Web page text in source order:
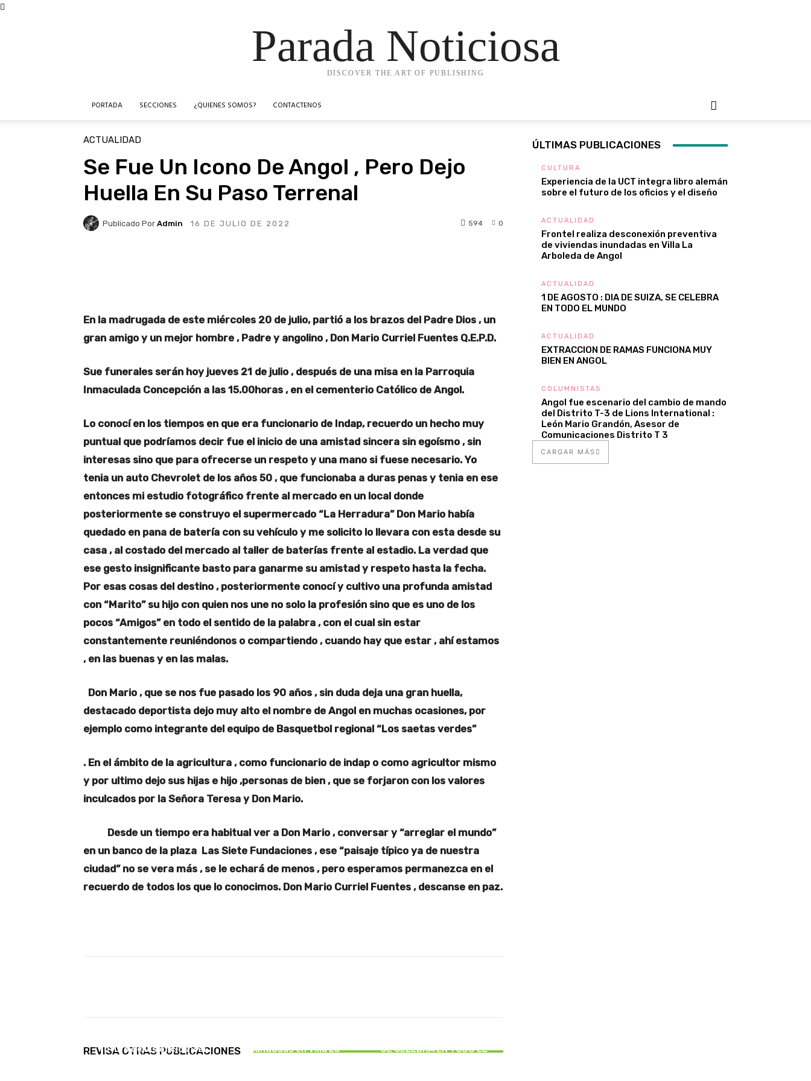
Parada Noticiosa
DISCOVER THE ART OF PUBLISHING
PORTADA SECCIONES ¿QUIENES SOMOS? CONTACTENOS
ACTUALIDAD
Se Fue Un Icono De Angol , Pero Dejo
Huella En Su Paso Terrenal
Publicado Por Admin 16 DE JULIO DE 2022 0
594
En la madrugada de este miércoles 20 de julio, partió a los brazos del Padre Dios , un
gran amigo y un mejor hombre , Padre y angolino , Don Mario Curriel Fuentes Q.E.P.D.
Sue funerales serán hoy jueves 21 de julio , después de una misa en la Parroquia
Inmaculada Concepción a las 15.00horas , en el cementerio Católico de Angol.
Lo conocí en los tiempos en que era funcionario de Indap, recuerdo un hecho muy
puntual que podríamos decir fue el inicio de una amistad sincera sin egoísmo , sin
interesas sino que para ofrecerse un respeto y una mano si fuese necesario. Yo
tenia un auto Chevrolet de los años 50 , que funcionaba a duras penas y tenia en ese
entonces mi estudio fotográfico frente al mercado en un local donde
posteriormente se construyo el supermercado “La Herradura” Don Mario había
quedado en pana de batería con su vehículo y me solicito lo llevara con esta desde su
casa , al costado del mercado al taller de baterías frente al estadio. La verdad que
ese gesto insignificante basto para ganarme su amistad y respeto hasta la fecha.
Por esas cosas del destino , posteriormente conocí y cultivo una profunda amistad
con “Marito” su hijo con quien nos une no solo la profesión sino que es uno de los
pocos “Amigos” en todo el sentido de la palabra , con el cual sin estar
constantemente reuniéndonos o compartiendo , cuando hay que estar , ahí estamos
, en las buenas y en las malas.
Don Mario , que se nos fue pasado los 90 años , sin duda deja una gran huella,
destacado deportista dejo muy alto el nombre de Angol en muchas ocasiones, por
ejemplo como integrante del equipo de Basquetbol regional “Los saetas verdes”
. En el ámbito de la agricultura , como funcionario de indap o como agricultor mismo
y por ultimo dejo sus hijas e hijo ,personas de bien , que se forjaron con los valores
inculcados por la Señora Teresa y Don Mario.
Desde un tiempo era habitual ver a Don Mario , conversar y “arreglar el mundo”
en un banco de la plaza Las Siete Fundaciones , ese “paisaje típico ya de nuestra
ciudad” no se vera más , se le echará de menos , pero esperamos permanezca en el
recuerdo de todos los que lo conocimos. Don Mario Curriel Fuentes , descanse en paz.
REVISA OTRAS PUBLICACIONES
futuro de los oficios y el
inundadas en Villa La
SE CELEBRA EN TODO EL
ÚLTIMAS PUBLICACIONES
CULTURA
Experiencia de la UCT integra libro alemán
sobre el futuro de los oficios y el diseño
ACTUALIDAD
Frontel realiza desconexión preventiva
de viviendas inundadas en Villa La
Arboleda de Angol
ACTUALIDAD
1 DE AGOSTO : DIA DE SUIZA, SE CELEBRA
EN TODO EL MUNDO
ACTUALIDAD
EXTRACCION DE RAMAS FUNCIONA MUY
BIEN EN ANGOL
COLUMNISTAS
Angol fue escenario del cambio de mando
del Distrito T-3 de Lions International :
León Mario Grandón, Asesor de
Comunicaciones Distrito T 3
CARGAR MÁS